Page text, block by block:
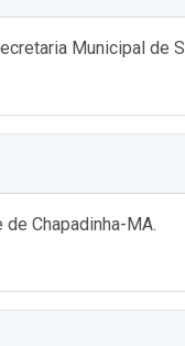
Municipal de
Chapadinha-MA.